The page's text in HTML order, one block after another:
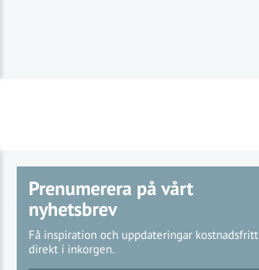
Prenumerera på vårt
nyhetsbrev
Få inspiration och uppdateringar kostnadsfritt
direkt i inkorgen.